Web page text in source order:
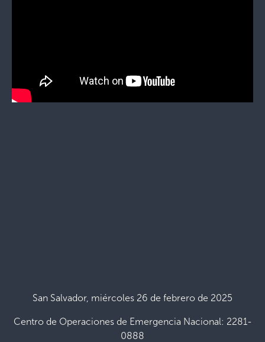
San Salvador, miércoles 26 de febrero de 2025
Centro de Operaciones de Emergencia Nacional: 2281-
0888